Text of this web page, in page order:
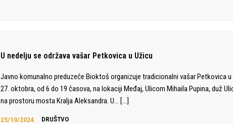
U nedelju se održava vašar Petkovica u Užicu
Javno komunalno preduzeće Bioktoš organizuje tradicionalni vašar Petkovica u
27. oktobra, od 6 do 19 časova, na lokaciji Međaj, Ulicom Mihaila Pupina, duž
na prostoru mosta Kralja Aleksandra. U… […]
25/10/2024 DRUŠTVO